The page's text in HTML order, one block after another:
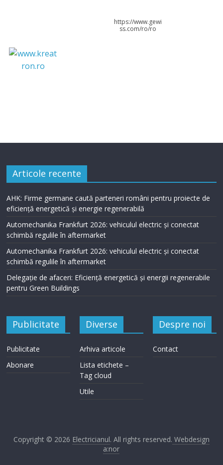
https://www.gewi
ss.com/ro/ro
Articole recente
AHK: Firme germane caută parteneri români pentru proiecte de
eficiență energetică și energie regenerabilă
Automechanika Frankfurt 2026: vehiculul electric și conectat
schimbă regulile în aftermarket
Automechanika Frankfurt 2026: vehiculul electric și conectat
schimbă regulile în aftermarket
Delegație de afaceri: Eficiență energetică și energii regenerabile
pentru Green Buildings
Publicitate
Publicitate
Abonare
Diverse
Arhiva articole
Lista etichete –
Tag cloud
Utile
Despre noi
Contact
Copyright © 2026 Electricianul. All rights reserved. Webdesign
a:nor